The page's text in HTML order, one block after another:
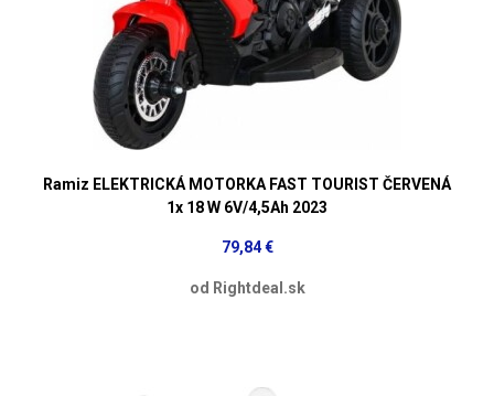
Ramiz ELEKTRICKÁ MOTORKA FAST TOURIST ČERVENÁ
1x 18 W 6V/4,5Ah 2023
79,84 €
od Rightdeal.sk